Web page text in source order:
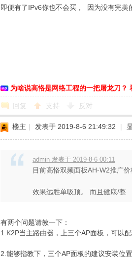
即便有了IPv6你也不会买， 因为没有完美
为啥说高恪是网络工程的一把屠龙刀？
回复 支持 反对
楼主 | 发表于 2019-8-6 21:49:32 |
admin 发表于 2019-8-6 00:11
目前高恪双频面板AH-W2推广
效果远胜单吸顶。 而且健康/整
有两个问题请教一下：
1.K2P当主路由器，上三个AP面板，可以
2.能够指教下，三个AP面板的建议安装位